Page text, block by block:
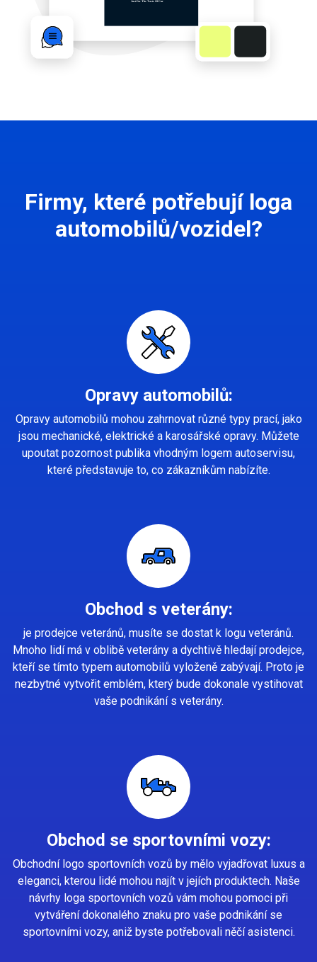
Firmy, které potřebují loga
automobilů/vozidel?
Opravy automobilů:
Opravy automobilů mohou zahrnovat různé typy prací, jako
jsou mechanické, elektrické a karosářské opravy. Můžete
upoutat pozornost publika vhodným logem autoservisu,
které představuje to, co zákazníkům nabízíte.
Obchod s veterány:
je prodejce veteránů, musíte se dostat k logu veteránů.
Mnoho lidí má v oblibě veterány a dychtivě hledají prodejce,
kteří se tímto typem automobilů vyloženě zabývají. Proto je
nezbytné vytvořit emblém, který bude dokonale vystihovat
vaše podnikání s veterány.
Obchod se sportovními vozy:
Obchodní logo sportovních vozů by mělo vyjadřovat luxus a
eleganci, kterou lidé mohou najít v jejích produktech. Naše
návrhy loga sportovních vozů vám mohou pomoci při
vytváření dokonalého znaku pro vaše podnikání se
sportovními vozy, aniž byste potřebovali něčí asistenci.